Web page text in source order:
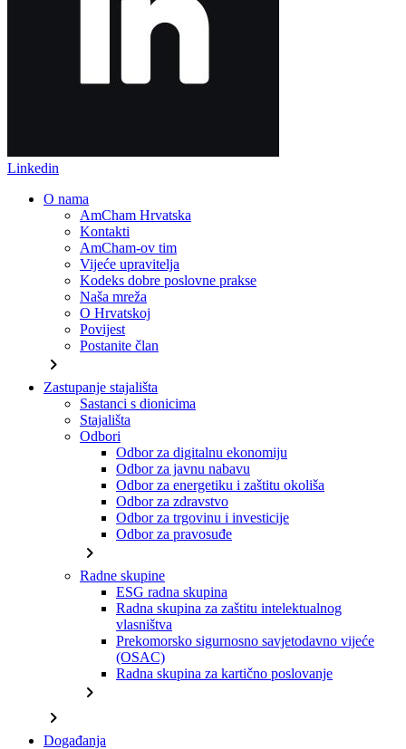
Linkedin
O nama
AmCham Hrvatska
Kontakti
AmCham-ov tim
Vijeće upravitelja
Kodeks dobre poslovne prakse
Naša mreža
O Hrvatskoj
Povijest
Postanite član
chevron_right
Zastupanje stajališta
Sastanci s dionicima
Stajališta
Odbori
Odbor za digitalnu ekonomiju
Odbor za javnu nabavu
Odbor za energetiku i zaštitu okoliša
Odbor za zdravstvo
Odbor za trgovinu i investicije
Odbor za pravosuđe
chevron_right
Radne skupine
ESG radna skupina
Radna skupina za zaštitu intelektualnog
vlasništva
Prekomorsko sigurnosno savjetodavno vijeće
(OSAC)
Radna skupina za kartično poslovanje
chevron_right
chevron_right
Događanja